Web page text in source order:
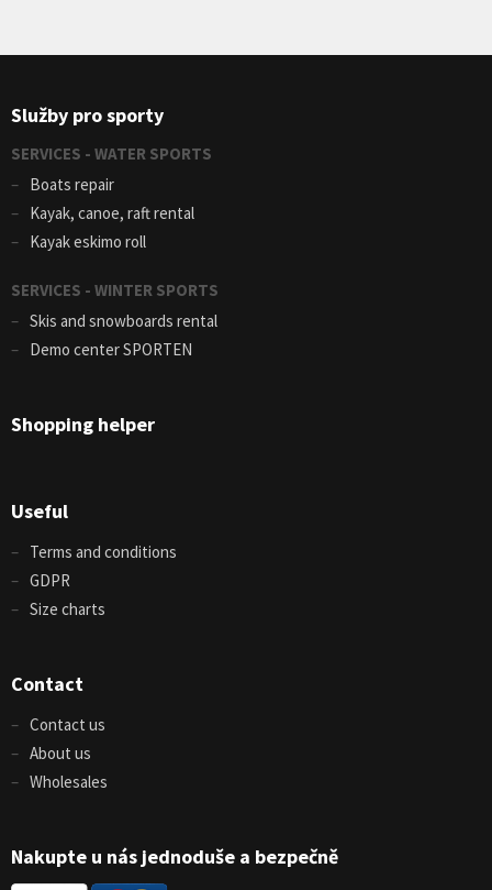
Služby pro sporty
SERVICES - WATER SPORTS
Boats repair
Kayak, canoe, raft rental
Kayak eskimo roll
SERVICES - WINTER SPORTS
Skis and snowboards rental
Demo center SPORTEN
Shopping helper
Useful
Terms and conditions
GDPR
Size charts
Contact
Contact us
About us
Wholesales
Nakupte u nás jednoduše a bezpečně